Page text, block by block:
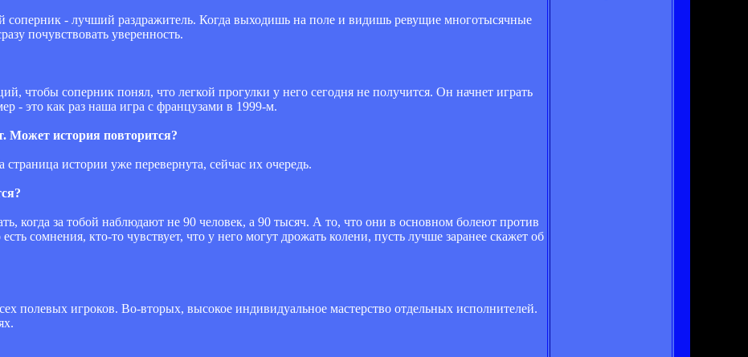
соперник - лучший раздражитель. Когда выходишь на поле и видишь ревущие многотысячные
почувствовать уверенность.
чтобы соперник понял, что легкой прогулки у него сегодня не получится. Он начнет играть
- это как раз наша игра с французами в 1999-м.
Может история повторится?
истории уже перевернута, сейчас их очередь.
когда за тобой наблюдают не 90 человек, а 90 тысяч. А то, что они в основном болеют против
сомнения, кто-то чувствует, что у него могут дрожать колени, пусть лучше заранее скажет об
полевых игроков. Во-вторых, высокое индивидуальное мастерство отдельных исполнителей.